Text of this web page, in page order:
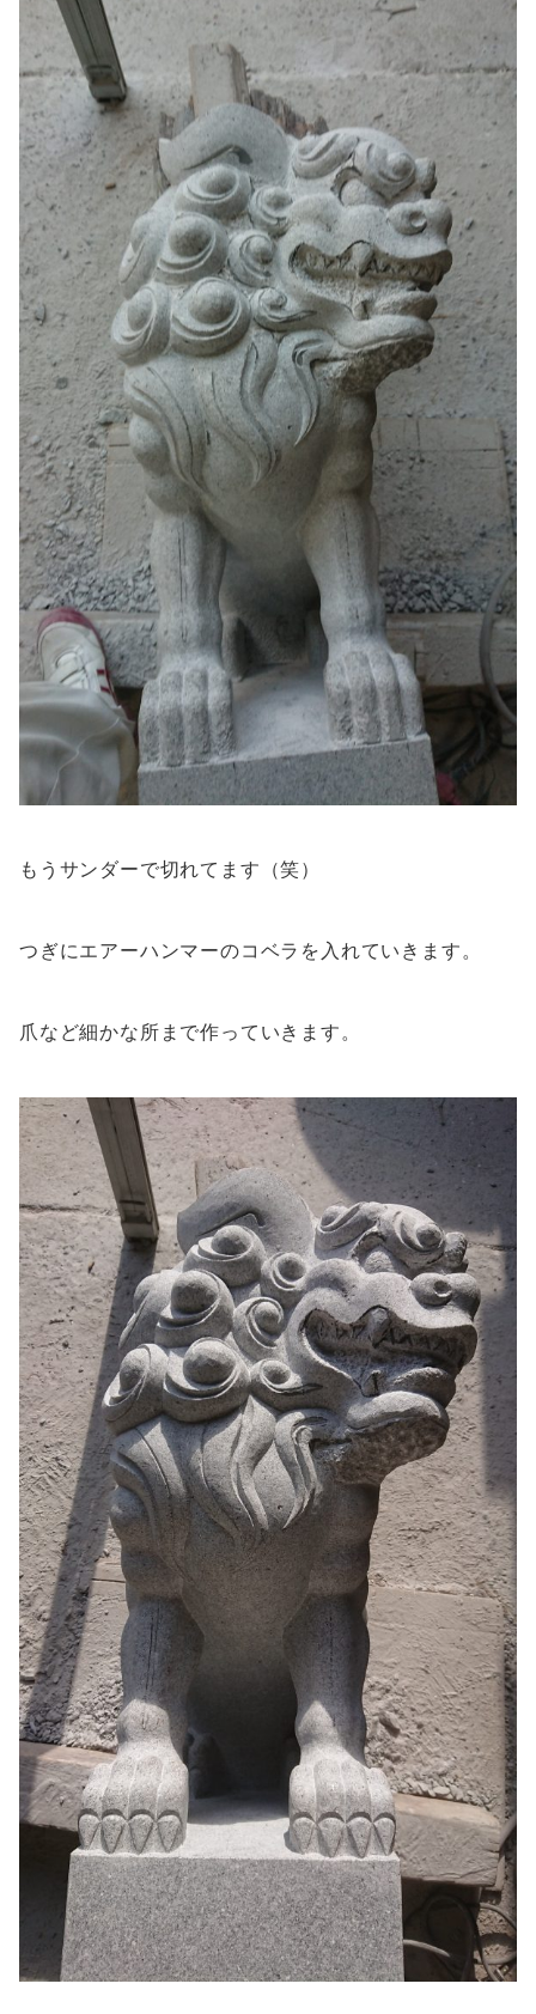
もうサンダーで切れてます（笑）
つぎにエアーハンマーのコベラを入れていきます。
爪など細かな所まで作っていきます。